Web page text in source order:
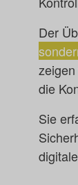
Der
die
Sie